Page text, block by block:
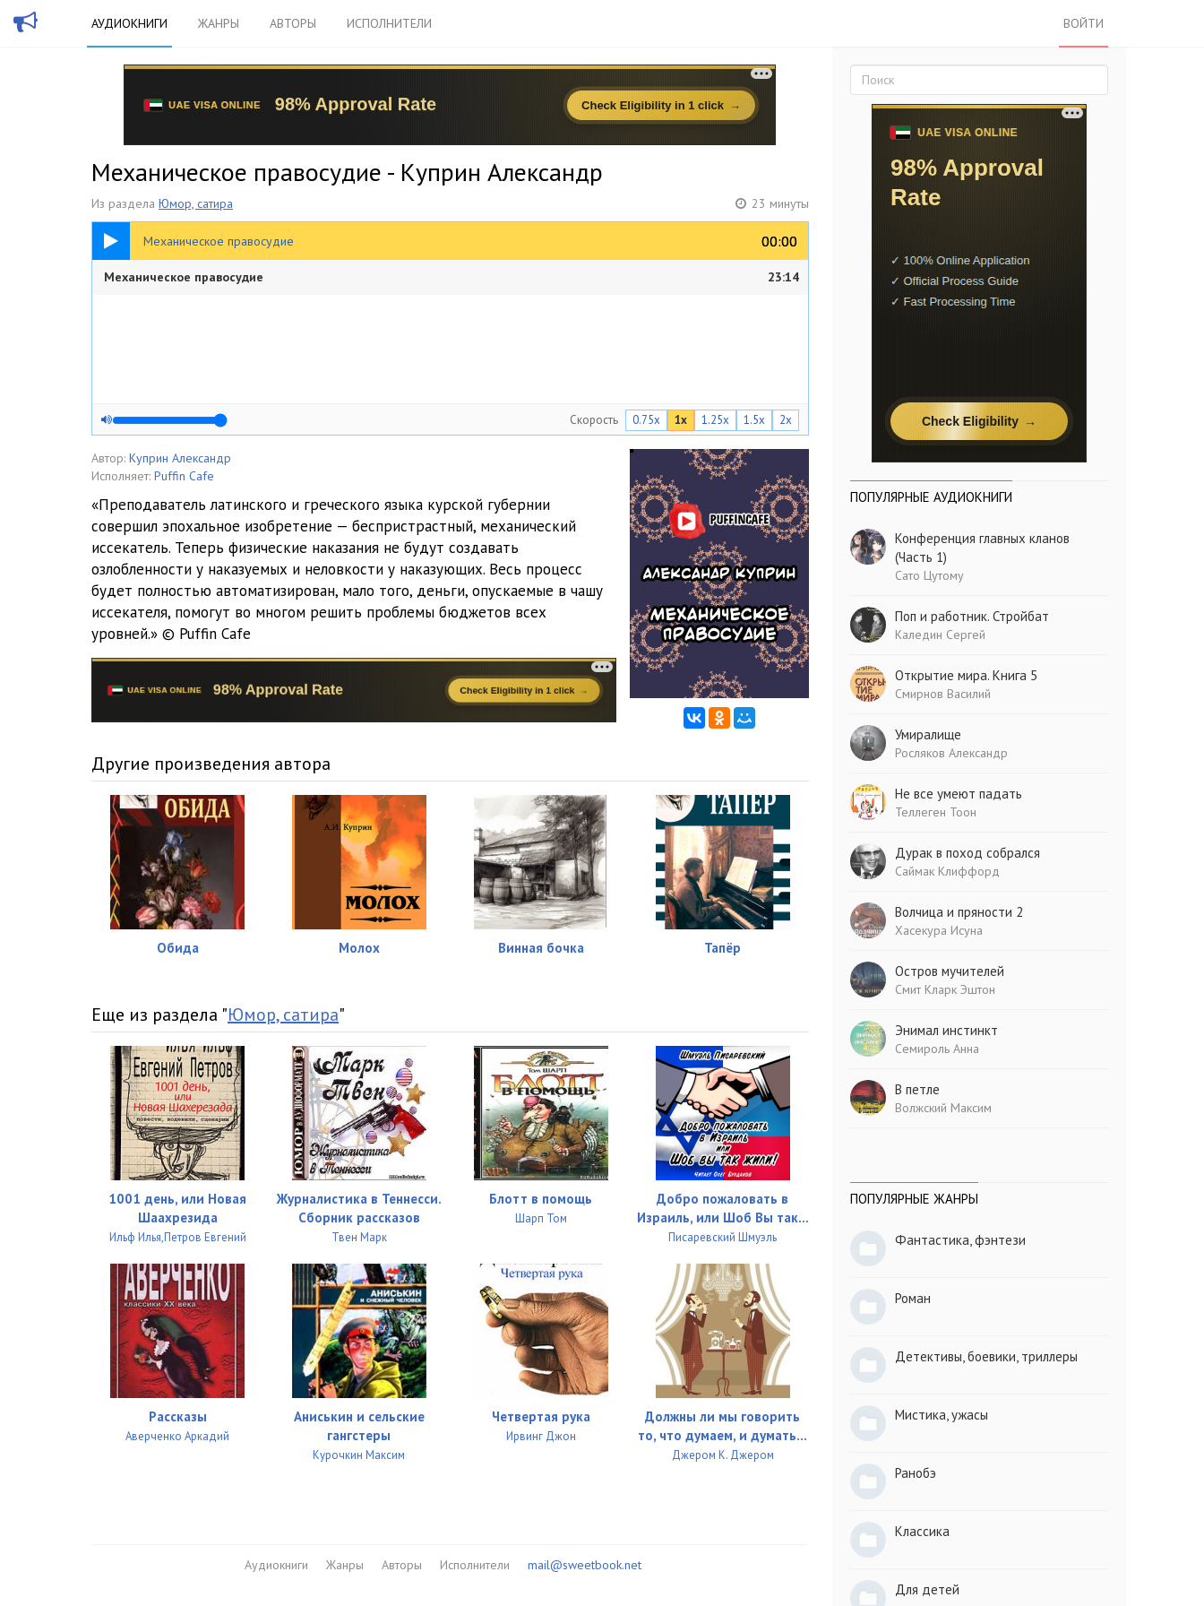
АУДИОКНИГИ ЖАНРЫ АВТОРЫ ИСПОЛНИТЕЛИ ВОЙТИ
Механическое правосудие - Куприн Александр
Из раздела Юмор, сатира 23 минуты
Механическое правосудие 00:00
00:00
23:14
Механическое правосудие 23:14
Скорость 0.75x 1x 1.25x 1.5x 2x
Автор: Куприн Александр
Исполняет: Puffin Cafe
«Преподаватель латинского и греческого языка курской губернии
совершил эпохальное изобретение — беспристрастный, механический
иссекатель. Теперь физические наказания не будут создавать
озлобленности у наказуемых и неловкости у наказующих. Весь процесс
будет полностью автоматизирован, мало того, деньги, опускаемые в чашу
иссекателя, помогут во многом решить проблемы бюджетов всех
уровней.» © Puffin Cafe
Другие произведения автора
Обида Молох Винная бочка Тапёр
Еще из раздела "Юмор, сатира"
1001 день, или Новая
Шаахрезида
Ильф Илья,Петров Евгений
Журналистика в Теннесси.
Сборник рассказов
Твен Марк
Блотт в помощь
Шарп Том
Добро пожаловать в
Израиль, или Шоб Вы так...
Писаревский Шмуэль
Рассказы
Аверченко Аркадий
Аниськин и сельские
гангстеры
Курочкин Максим
Четвертая рука
Ирвинг Джон
Должны ли мы говорить
то, что думаем, и думать...
Джером К. Джером
Аудиокниги Жанры Авторы Исполнители mail@sweetbook.net
ПОПУЛЯРНЫЕ АУДИОКНИГИ
Конференция главных кланов
(Часть 1)
Сато Цутому
Поп и работник. Стройбат
Каледин Сергей
Открытие мира. Книга 5
Смирнов Василий
Умиралище
Росляков Александр
Не все умеют падать
Теллеген Тоон
Дурак в поход собрался
Саймак Клиффорд
Волчица и пряности 2
Хасекура Исуна
Остров мучителей
Смит Кларк Эштон
Энимал инстинкт
Семироль Анна
В петле
Волжский Максим
ПОПУЛЯРНЫЕ ЖАНРЫ
Фантастика, фэнтези
Роман
Детективы, боевики, триллеры
Мистика, ужасы
Ранобэ
Классика
Для детей